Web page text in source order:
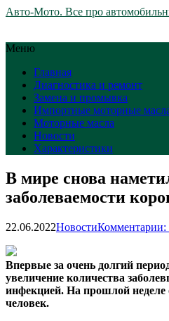
Авто-Мото. Все про
Меню
Главная
Диагностика и ремонт
Замена и промывка
Импортные моторные
Моторные масла
Новости
Характеристики
В мире снова
заболеваемости
22.06.2022НовостиКомментарии:
Впервые за очень долгий
увеличение количества
инфекцией. На прошлой неделе
человек.